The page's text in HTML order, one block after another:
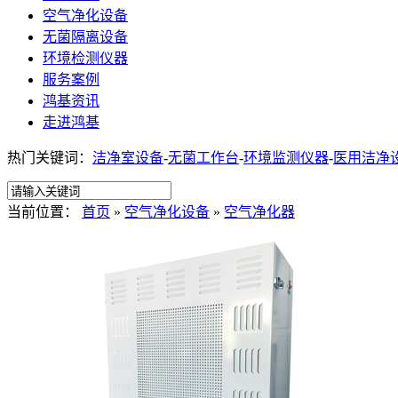
空气净化设备
无菌隔离设备
环境检测仪器
服务案例
鸿基资讯
走进鸿基
热门关键词： 洁净室设备-无菌工作台-环境监测仪器-医用洁净
当前位置： 首页 » 空气净化设备 » 空气净化器